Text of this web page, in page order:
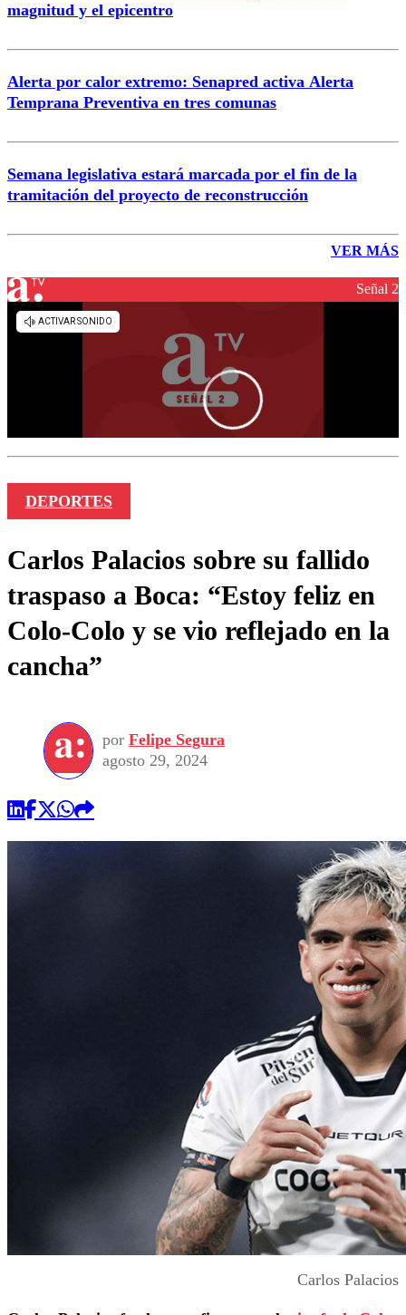
magnitud y el epicentro
Alerta por calor extremo: Senapred activa Alerta
Temprana Preventiva en tres comunas
Semana legislativa estará marcada por el fin de la
tramitación del proyecto de reconstrucción
VER MÁS
Señal 2
DEPORTES
Carlos Palacios sobre su fallido
traspaso a Boca: “Estoy feliz en
Colo-Colo y se vio reflejado en la
cancha”
por Felipe Segura
agosto 29, 2024
Carlos Palacios